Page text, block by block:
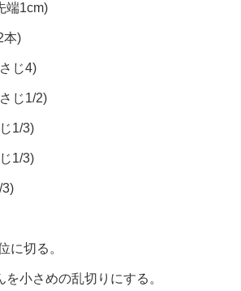
端1cm)
本)
じ4)
じ1/2)
1/3)
1/3)
に切る。
小さめの乱切りにする。